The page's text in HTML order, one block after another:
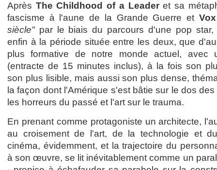
Après The Childhood of a Leaderet sa
fascisme à l'aune de la Grande Guerre et
siècle"par le biais du parcours d'une pop star,
enfin à la période située entre les deux, que
plus formative de notre monde actuel, avec
(entracte de 15 minutes inclus), à la fois son
son plus lisible, mais aussi son plus dense,
la façon dont l'Amérique s'est bâtie sur le dos
les horreurs du passé et l'art sur le trauma.
En prenant comme protagoniste un architecte,
au croisement de l'art, de la technologie et
cinéma, évidemment, et la trajectoire du
à son œuvre, se lit inévitablement comme un